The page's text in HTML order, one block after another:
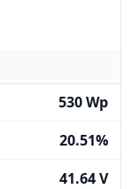
530 Wp
20.51%
41.64 V